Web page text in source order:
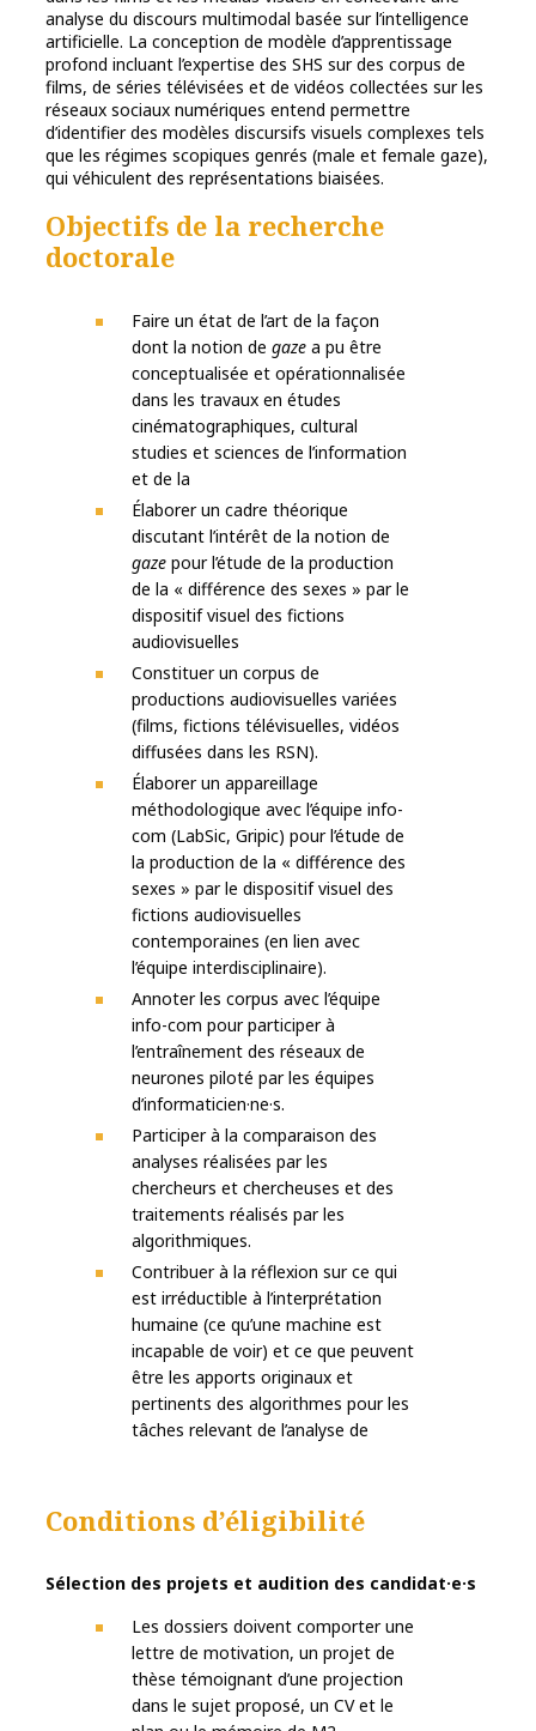
analyse du discours multimodal basée sur l’intelligence
artificielle. La conception de modèle d’apprentissage
profond incluant l’expertise des SHS sur des corpus de
films, de séries télévisées et de vidéos collectées sur les
réseaux sociaux numériques entend permettre
d’identifier des modèles discursifs visuels complexes tels
que les régimes scopiques genrés (male et female gaze),
qui véhiculent des représentations biaisées.
Objectifs de la recherche
doctorale
Faire un état de l’art de la façon
dont la notion de gaze a pu être
conceptualisée et opérationnalisée
dans les travaux en études
cinématographiques, cultural
studies et sciences de l’information
et de la
Élaborer un cadre théorique
discutant l’intérêt de la notion de
gaze pour l’étude de la production
de la « différence des sexes » par le
dispositif visuel des fictions
audiovisuelles
Constituer un corpus de
productions audiovisuelles variées
(films, fictions télévisuelles, vidéos
diffusées dans les RSN).
Élaborer un appareillage
méthodologique avec l’équipe info-
com (LabSic, Gripic) pour l’étude de
la production de la « différence des
sexes » par le dispositif visuel des
fictions audiovisuelles
contemporaines (en lien avec
l’équipe interdisciplinaire).
Annoter les corpus avec l’équipe
info-com pour participer à
l’entraînement des réseaux de
neurones piloté par les équipes
d’informaticien·ne·s.
Participer à la comparaison des
analyses réalisées par les
chercheurs et chercheuses et des
traitements réalisés par les
algorithmiques.
Contribuer à la réflexion sur ce qui
est irréductible à l’interprétation
humaine (ce qu’une machine est
incapable de voir) et ce que peuvent
être les apports originaux et
pertinents des algorithmes pour les
tâches relevant de l’analyse de
Conditions d’éligibilité
Sélection des projets et audition des candidat·e·s
Les dossiers doivent comporter une
lettre de motivation, un projet de
thèse témoignant d’une projection
dans le sujet proposé, un CV et le